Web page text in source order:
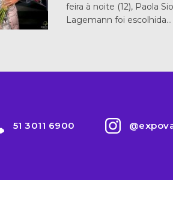
feira à noite (12), Paola
Lagemann foi escolhida…
51 3011 6900